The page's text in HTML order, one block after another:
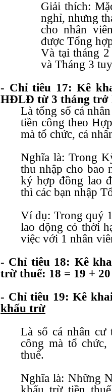
Giải thích:
nghỉ, nhưng
cho nhân
được Tổng
Và tại tháng
và Tháng 3
- Chỉ tiêu 17: Kê
HĐLĐ từ 3 tháng trở
Là tổng số cá
tiền công theo
mà tổ chức, cá
Nghĩa là: Trong
thu nhập cho bao
ký hợp đồng lao
thì các bạn nhập
Ví dụ: Trong quý
lao động có thời
việc với 1 nhân
- Chỉ tiêu 18: Kê
trừ thuế: 18 = 19 +
- Chỉ tiêu 19: Kê
khấu trừ
Là số cá nhân
công mà tổ
thuế.
Nghĩa là: Những